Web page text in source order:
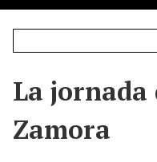
c
La jornada
Zamora